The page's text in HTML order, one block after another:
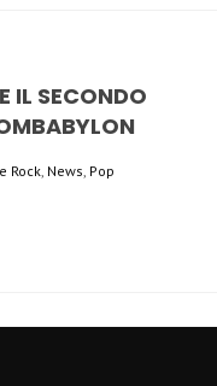
IL SECONDO
Rock, News, Pop